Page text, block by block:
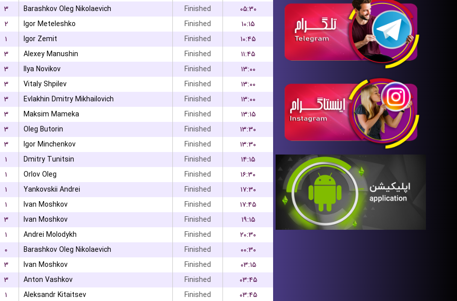
۳ Barashkov Oleg Nikolaevich Finished
۰۵:۳۰
۲ Igor Meteleshko Finished
۱۰:۱۵
۱ Igor Zemit Finished
۱۰:۴۵
۳ Alexey Manushin Finished
۱۱:۴۵
۳ Ilya Novikov Finished
۱۳:۰۰
۳ Vitaly Shpilev Finished
۱۳:۰۰
۳ Evlakhin Dmitry Mikhailovich Finished
۱۳:۰۰
۳ Maksim Mameka Finished
۱۳:۱۵
۳ Oleg Butorin Finished
۱۳:۳۰
۳ Igor Minchenkov Finished
۱۳:۳۰
۱ Dmitry Tunitsin Finished
۱۴:۱۵
۱ Orlov Oleg Finished
۱۶:۳۰
۱ Yankovskii Andrei Finished
۱۷:۳۰
۱ Ivan Moshkov Finished
۱۷:۴۵
۳ Ivan Moshkov Finished
۱۹:۱۵
۱ Andrei Molodykh Finished
۲۰:۳۰
۰ Barashkov Oleg Nikolaevich Finished
۰۰:۳۰
۳ Ivan Moshkov Finished
۰۳:۱۵
۳ Anton Vashkov Finished
۰۳:۴۵
۱ Aleksandr Kitaitsev Finished
۰۳:۴۵